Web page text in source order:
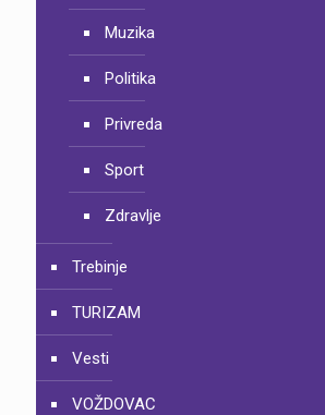
Muzika
Politika
Privreda
Sport
Zdravlje
Trebinje
TURIZAM
Vesti
VOŽDOVAC